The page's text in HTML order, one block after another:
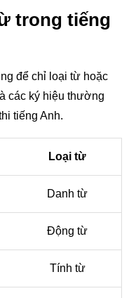
trong tiếng
để chỉ loại từ hoặc
các ký hiệu thường
tiếng Anh.
Loại từ
Danh từ
Động từ
Tính từ